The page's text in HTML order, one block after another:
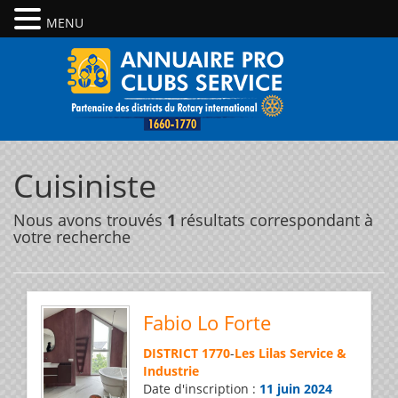
Cuisiniste
Nous avons trouvés 1 résultats correspondant à
votre recherche
Fabio Lo Forte
DISTRICT 1770-Les Lilas Service &
Industrie
Date d'inscription : 11 juin 2024
MENU